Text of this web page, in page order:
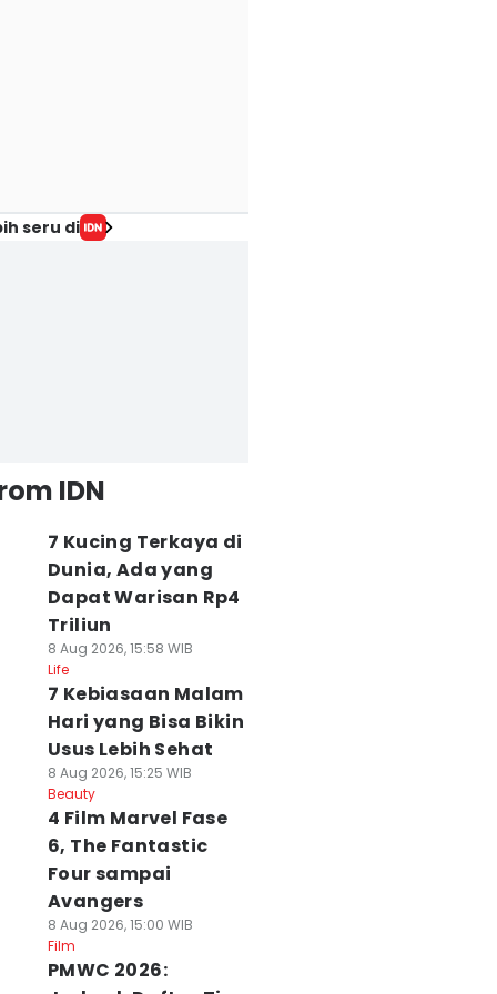
seru di
IDN
7 Kucing Terkaya di
Dunia, Ada yang
Dapat Warisan Rp4
Triliun
8 Aug 2026, 15:58 WIB
Life
7 Kebiasaan Malam
Hari yang Bisa Bikin
Usus Lebih Sehat
8 Aug 2026, 15:25 WIB
Beauty
4 Film Marvel Fase
6, The Fantastic
Four sampai
Avangers
8 Aug 2026, 15:00 WIB
Film
PMWC 2026: